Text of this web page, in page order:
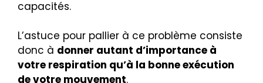
capacités.
L’astuce pour pallier à ce problème consiste
donc à donner autant d’importance à
votre respiration qu’à la bonne exécution
de votre mouvement.